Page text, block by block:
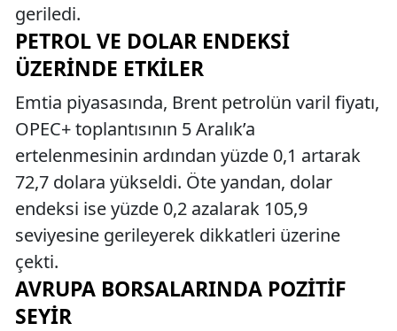
geriledi.
PETROL VE DOLAR ENDEKSI
ÜZERINDE ETKILER
Emtia piyasasında, Brent petrolün varil fiyatı,
OPEC+ toplantısının 5 Aralık’a
ertelenmesinin ardından yüzde 0,1 artarak
72,7 dolara yükseldi. Öte yandan, dolar
endeksi ise yüzde 0,2 azalarak 105,9
seviyesine gerileyerek dikkatleri üzerine
çekti.
AVRUPA BORSALARINDA POZITIF
SEYIR